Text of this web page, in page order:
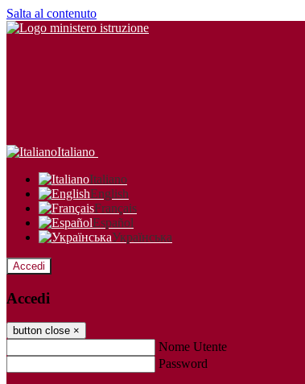
Salta al contenuto
Italiano
Italiano
English
Français
Español
Українська
Accedi
Accedi
button close ×
Nome Utente
Password